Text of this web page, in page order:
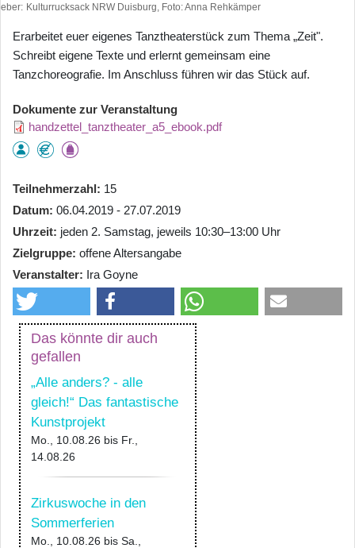
Kulturrucksack NRW Duisburg, Foto: Anna Rehkämper
Erarbeitet euer eigenes Tanztheaterstück zum Thema „Zeit".
Schreibt eigene Texte und erlernt gemeinsam eine
Tanzchoreografie. Im Anschluss führen wir das Stück auf.
Dokumente zur Veranstaltung
handzettel_tanztheater_a5_ebook.pdf
Teilnehmerzahl
15
Datum 06.04.2019 - 27.07.2019
Uhrzeit jeden 2. Samstag, jeweils 10:30–13:00 Uhr
Zielgruppe offene Altersangabe
Veranstalter Ira Goyne
Das könnte dir auch
gefallen
„Alle anders? - alle
gleich!“ Das fantastische
Kunstprojekt
Mo., 10.08.26 bis Fr.,
14.08.26
Zirkuswoche in den
Sommerferien
Mo., 10.08.26 bis Sa.,